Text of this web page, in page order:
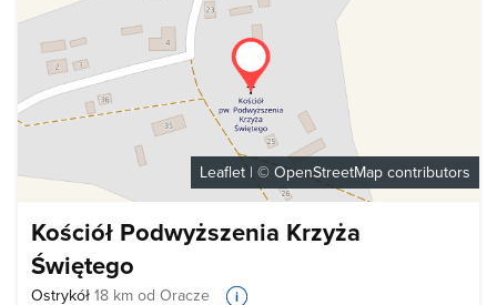
Leaflet| ©OpenStreetMap contributors
Kościół Podwyższenia Krzyża
Świętego
Ostrykół 18 km od Oracze